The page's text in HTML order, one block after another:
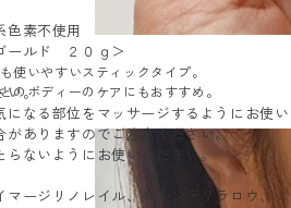
使いやすいスティックタイプ。
のボディーのケアにもおすすめ。
色素不使用
ールド ２０ｇ＞
い。
なる部位をマッサージするようにお使い
ありますのでご注意ください。
ないようにお使いください。
マージリノレイル、キャンデリラロウ